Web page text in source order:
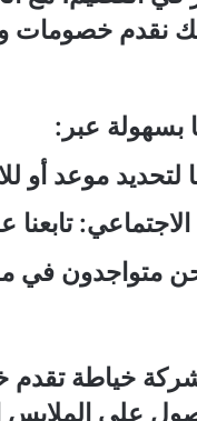
نقدم
بسهولة عبر:
لتحديد موعد أو
:
متواجدون في
خياطة تقدم
على الملابس